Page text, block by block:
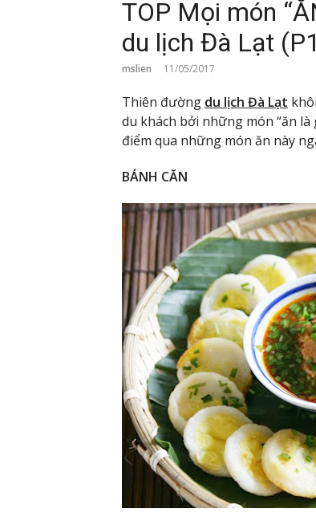
TOP Mọi món
du lịch Đà Lạt
mslien 11/05/2017
Thiên đường du lịch Đà Lạt
du khách bởi những món “ăn
điểm qua những món ăn này
BÁNH CĂN